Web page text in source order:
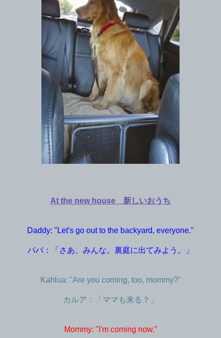
At the new house 新しいおうち
Daddy: "Let's go out to the backyard, everyone."
パパ：「さあ、みんな。裏庭に出てみよう。」
Kahlua: "Are you coming, too, mommy?"
カルア：「ママも来る？」
Mommy: "I'm coming now."